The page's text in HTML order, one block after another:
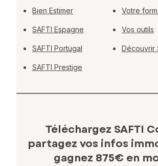
Bien Estimer
SAFTI Espagne
SAFTI Portugal
SAFTI Prestige
Votre
Vos outils
Découvrir
Téléchargez SAFTI
partagez vos infos
gagnez 875€ en